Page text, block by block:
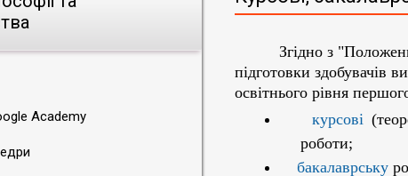
Academy
Згідно з
підготовки здобувачів
освітнього рівня
курсові
роботи;
бакалаврську